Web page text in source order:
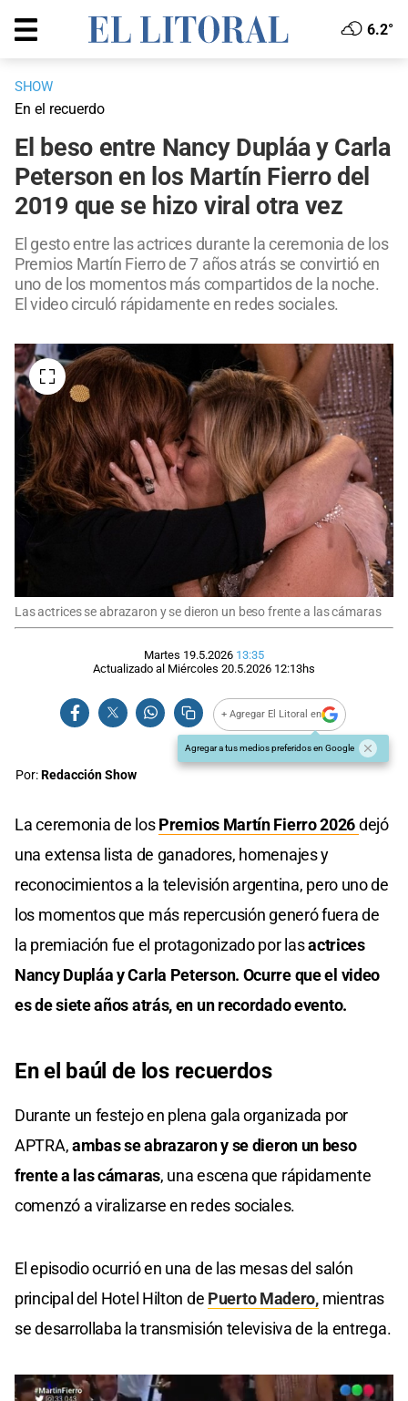
6.2°
SHOW
En el recuerdo
El beso entre Nancy Dupláa y Carla
Peterson en los Martín Fierro del
2019 que se hizo viral otra vez
El gesto entre las actrices durante la ceremonia de los
Premios Martín Fierro de 7 años atrás se convirtió en
uno de los momentos más compartidos de la noche.
El video circuló rápidamente en redes sociales.
Las actrices se abrazaron y se dieron un beso frente a las cámaras
Martes 19.5.2026 13:35
Actualizado al Miércoles 20.5.2026 12:13hs
+ Agregar El Litoral en
Agregar a tus medios preferidos en Google
Por:Redacción Show
La ceremonia de losPremios Martín Fierro 2026dejó
una extensa lista de ganadores, homenajes y
reconocimientos a la televisión argentina, pero uno de
los momentos que más repercusión generó fuera de
la premiación fue el protagonizado por lasactrices
Nancy Dupláa y Carla Peterson. Ocurre que el video
es de siete años atrás, en un recordado evento.
En el baúl de los recuerdos
Durante un festejo en plena gala organizada por
APTRA,ambas se abrazaron y se dieron un beso
frente a las cámaras, una escena que rápidamente
comenzó a viralizarse en redes sociales.
El episodio ocurrió en una de las mesas del salón
principal del Hotel Hilton de Puerto Madero,mientras
se desarrollaba la transmisión televisiva de la entrega.